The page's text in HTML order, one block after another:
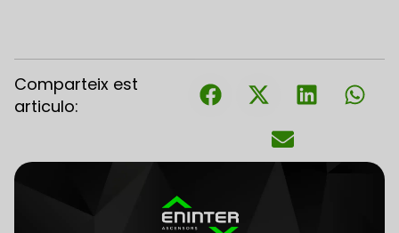
Comparteix est
articulo: